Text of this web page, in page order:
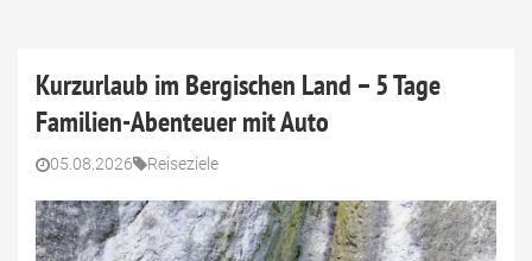
Kurzurlaub im Bergischen Land – 5 Tage
Familien-Abenteuer mit Auto
05.08.2026 Reiseziele